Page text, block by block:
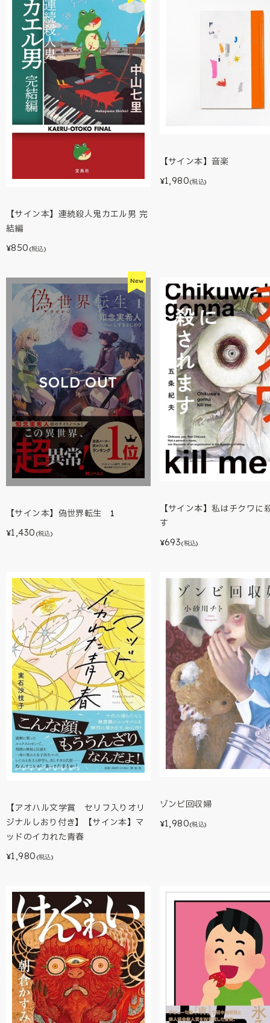
【サイン本】連続殺人鬼カエル男 完
結編
¥850 (税込)
【サイン本】音楽
¥1,980(税込)
SOLD OUT
【サイン本】偽世界転生 1
¥1,430 (税込)
【サイン本】私はチクワに
す
¥693(税込)
【アオハル文学賞 セリフ入りオリ
ジナルしおり付き】【サイン本】マ
ッドのイカれた青春
¥1,980 (税込)
ゾンビ回収婦
¥1,980(税込)